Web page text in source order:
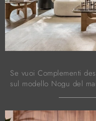
Se vuoi Complementi
sul modello Nogu del